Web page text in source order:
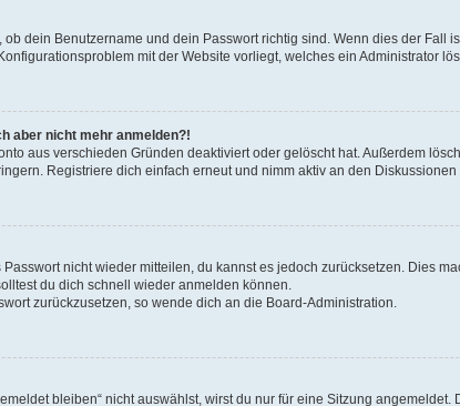
dein Benutzername und dein Passwort richtig sind. Wenn dies der
mit der Website vorliegt, welches ein Administrator
aber nicht mehr anmelden?!
aus verschieden Gründen deaktiviert oder gelöscht hat. Außerdem
Registriere dich einfach erneut und nimm aktiv an den Diskussionen
nicht wieder mitteilen, du kannst es jedoch zurücksetzen. Dies
du dich schnell wieder anmelden können.
zurückzusetzen, so wende dich an die Board-Administration.
bleiben“ nicht auswählst, wirst du nur für eine Sitzung